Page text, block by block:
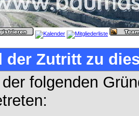
der Zutritt zu
folgenden